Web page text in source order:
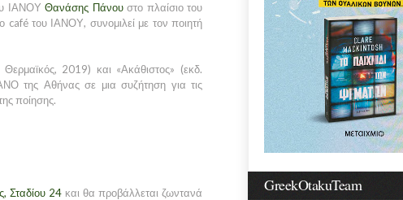
ΙΑΝΟΥΘανάσης Πάνουστο πλαίσιο του
café του ΙΑΝΟΥ, συνομιλεί με τον ποιητή
2019) και «Ακάθιστος» (εκδ.
της Αθήνας σε μια συζήτηση για τις
ποίησης.
Σταδίου 24 και θα προβάλλεται ζωντανά
GreekOtakuTeam